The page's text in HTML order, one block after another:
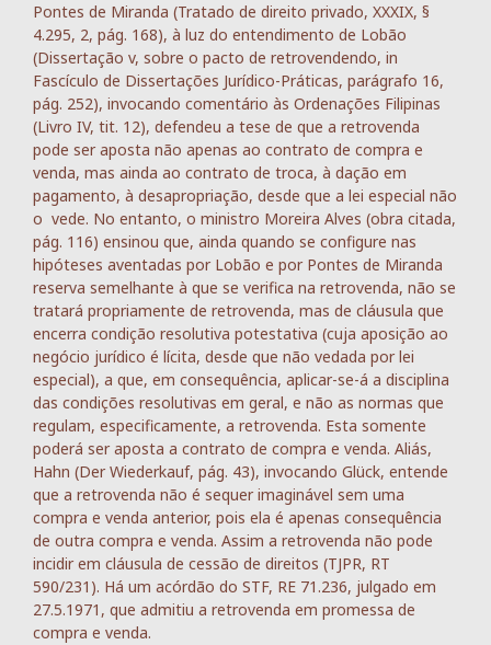
Pontes de Miranda (Tratado de direito privado, XXXIX, §
4.295, 2, pág. 168), à luz do entendimento de Lobão
(Dissertação v, sobre o pacto de retrovendendo, in
Fascículo de Dissertações Jurídico-Práticas, parágrafo 16,
pág. 252), invocando comentário às Ordenações Filipinas
(Livro IV, tit. 12), defendeu a tese de que a retrovenda
pode ser aposta não apenas ao contrato de compra e
venda, mas ainda ao contrato de troca, à dação em
pagamento, à desapropriação, desde que a lei especial não
o vede. No entanto, o ministro Moreira Alves (obra citada,
pág. 116) ensinou que, ainda quando se configure nas
hipóteses aventadas por Lobão e por Pontes de Miranda
reserva semelhante à que se verifica na retrovenda, não se
tratará propriamente de retrovenda, mas de cláusula que
encerra condição resolutiva potestativa (cuja aposição ao
negócio jurídico é lícita, desde que não vedada por lei
especial), a que, em consequência, aplicar-se-á a disciplina
das condições resolutivas em geral, e não as normas que
regulam, especificamente, a retrovenda. Esta somente
poderá ser aposta a contrato de compra e venda. Aliás,
Hahn (Der Wiederkauf, pág. 43), invocando Glück, entende
que a retrovenda não é sequer imaginável sem uma
compra e venda anterior, pois ela é apenas consequência
de outra compra e venda. Assim a retrovenda não pode
incidir em cláusula de cessão de direitos (TJPR, RT
590/231). Há um acórdão do STF, RE 71.236, julgado em
27.5.1971, que admitiu a retrovenda em promessa de
compra e venda.